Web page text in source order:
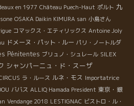
en 1977 Château Puech-Haut ポルト 九
OSAKA Daikin KIMURA san 小島さん
コマックス・エティリックス Antoine Joly
ドメーヌ・パット・ルー パリ・ノートルダ
Pénitentes ブリュノ・シュレール SILEX
シャンパーニュ・ド・スーザ
ラ・ルース ルネ・モス Importatrice
ババス ALLIQ Hamada President 東京・銀
Vendange 2018 LESTIGNAC ビストロ・ル・